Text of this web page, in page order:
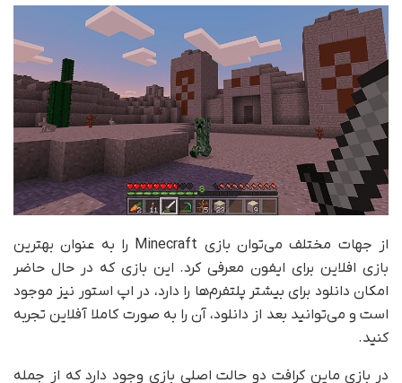
از جهات مختلف می‌توان بازی Minecraft را به عنوان بهترین
بازی افلاین برای ایفون معرفی کرد. این بازی که در حال حاضر
امکان دانلود برای بیشتر پلتفرم‌ها را دارد، در اپ استور نیز موجود
است و می‌توانید بعد از دانلود، آن را به صورت کاملا آفلاین تجربه
کنید.
در بازی ماین کرافت دو حالت اصلی بازی وجود دارد که از جمله